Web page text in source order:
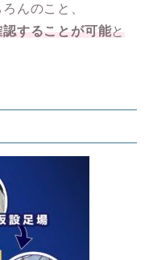
んのこと、
することが可能と